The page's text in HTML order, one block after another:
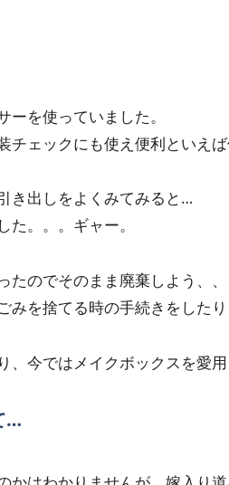
を使っていました。
ェックにも使え便利といえば
き出しをよくみてみると…
。。。ギャー。
のでそのまま廃棄しよう、、
を捨てる時の手続きをしたり
、今ではメイクボックスを愛
…